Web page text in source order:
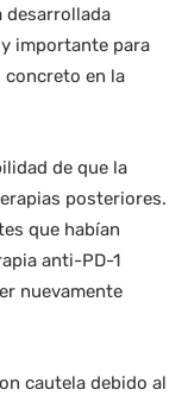
desarrollada
importante para
concreto en la
de que la
posteriores.
que habían
anti-PD-1
nuevamente
cautela debido al